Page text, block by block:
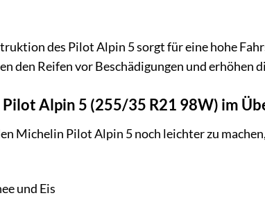
des Pilot Alpin 5 sorgt für eine hohe
den Reifen vor Beschädigungen und erhöhen
Alpin 5 (255/35 R21 98W) im
Michelin Pilot Alpin 5 noch leichter zu
und Eis